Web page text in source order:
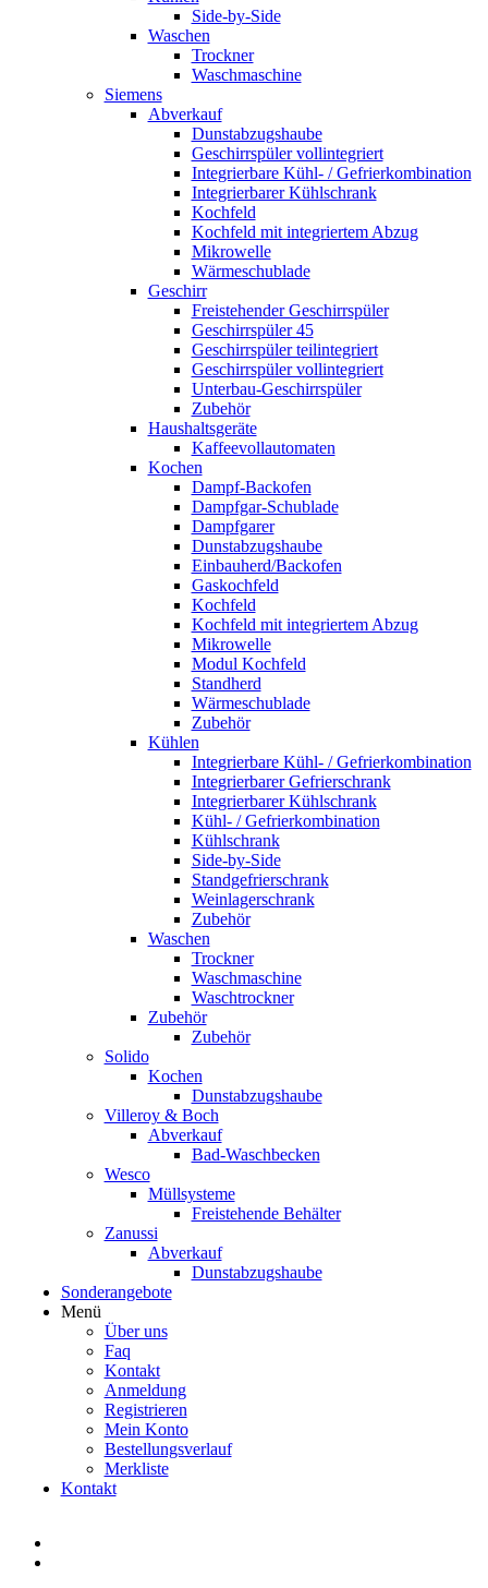
Side-by-Side
Waschen
Trockner
Waschmaschine
Siemens
Abverkauf
Dunstabzugshaube
Geschirrspüler vollintegriert
Integrierbare Kühl- / Gefrierkombination
Integrierbarer Kühlschrank
Kochfeld
Kochfeld mit integriertem Abzug
Mikrowelle
Wärmeschublade
Geschirr
Freistehender Geschirrspüler
Geschirrspüler 45
Geschirrspüler teilintegriert
Geschirrspüler vollintegriert
Unterbau-Geschirrspüler
Zubehör
Haushaltsgeräte
Kaffeevollautomaten
Kochen
Dampf-Backofen
Dampfgar-Schublade
Dampfgarer
Dunstabzugshaube
Einbauherd/Backofen
Gaskochfeld
Kochfeld
Kochfeld mit integriertem Abzug
Mikrowelle
Modul Kochfeld
Standherd
Wärmeschublade
Zubehör
Kühlen
Integrierbare Kühl- / Gefrierkombination
Integrierbarer Gefrierschrank
Integrierbarer Kühlschrank
Kühl- / Gefrierkombination
Kühlschrank
Side-by-Side
Standgefrierschrank
Weinlagerschrank
Zubehör
Waschen
Trockner
Waschmaschine
Waschtrockner
Zubehör
Zubehör
Solido
Kochen
Dunstabzugshaube
Villeroy & Boch
Abverkauf
Bad-Waschbecken
Wesco
Müllsysteme
Freistehende Behälter
Zanussi
Abverkauf
Dunstabzugshaube
Sonderangebote
Menü
Über uns
Faq
Kontakt
Anmeldung
Registrieren
Mein Konto
Bestellungsverlauf
Merkliste
Kontakt